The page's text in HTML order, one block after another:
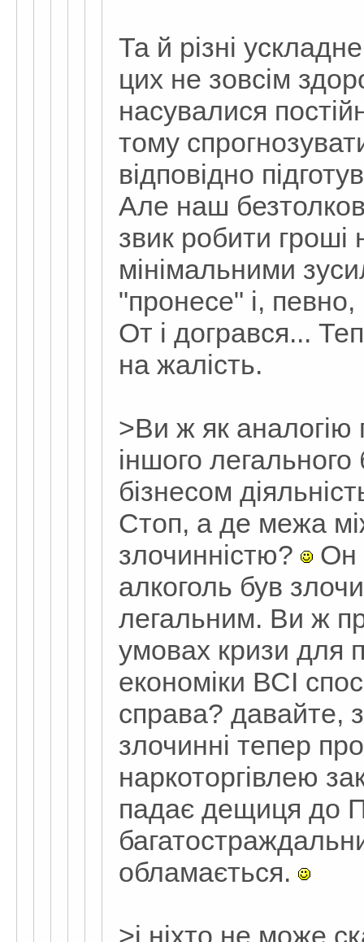
Та й різні
цих не зовсім
насувалися
тому
відповідно
Але наш
звик робити гроші
мінімальними
"пронесе" і, певно,
От і догрався...
на жалість.
>Ви ж як аналогію
іншого легального
бізнесом
Стоп, а де межа
злочинністю?
Он
алкоголь був
легальним. Ви ж
умовах кризи для
економіки ВСІ
справа? давайте,
злочинні тепер
наркоторгівлею
падає дещиця до
обламається.
>і ніхто не може